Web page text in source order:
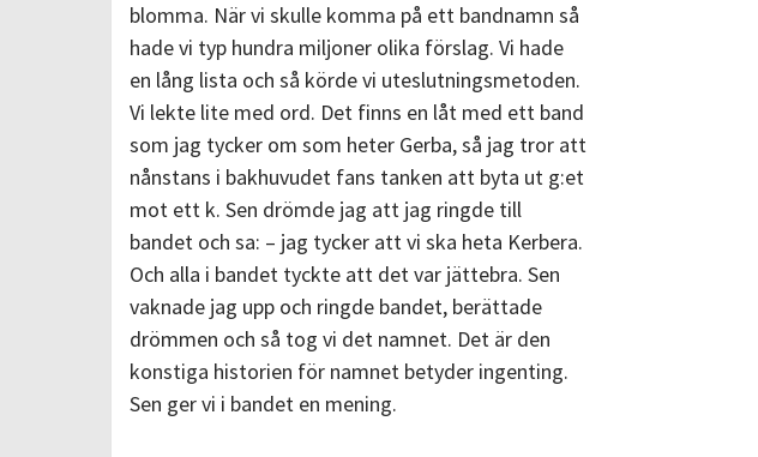
blomma. När vi skulle komma på ett bandnamn så
hade vi typ hundra miljoner olika förslag. Vi hade
en lång lista och så körde vi uteslutningsmetoden.
Vi lekte lite med ord. Det finns en låt med ett band
som jag tycker om som heter Gerba, så jag tror att
nånstans i bakhuvudet fans tanken att byta ut g:et
mot ett k. Sen drömde jag att jag ringde till
bandet och sa: – jag tycker att vi ska heta Kerbera.
Och alla i bandet tyckte att det var jättebra. Sen
vaknade jag upp och ringde bandet, berättade
drömmen och så tog vi det namnet. Det är den
konstiga historien för namnet betyder ingenting.
Sen ger vi i bandet en mening.